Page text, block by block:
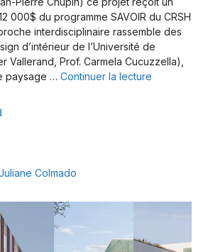
000$ du programme SAVOIR du CRSH
interdisciplinaire rassemble des
d’intérieur de l’Université de
Vallerand, Prof. Carmela Cucuzzella),
paysage … Continuer la lecture
Colmado